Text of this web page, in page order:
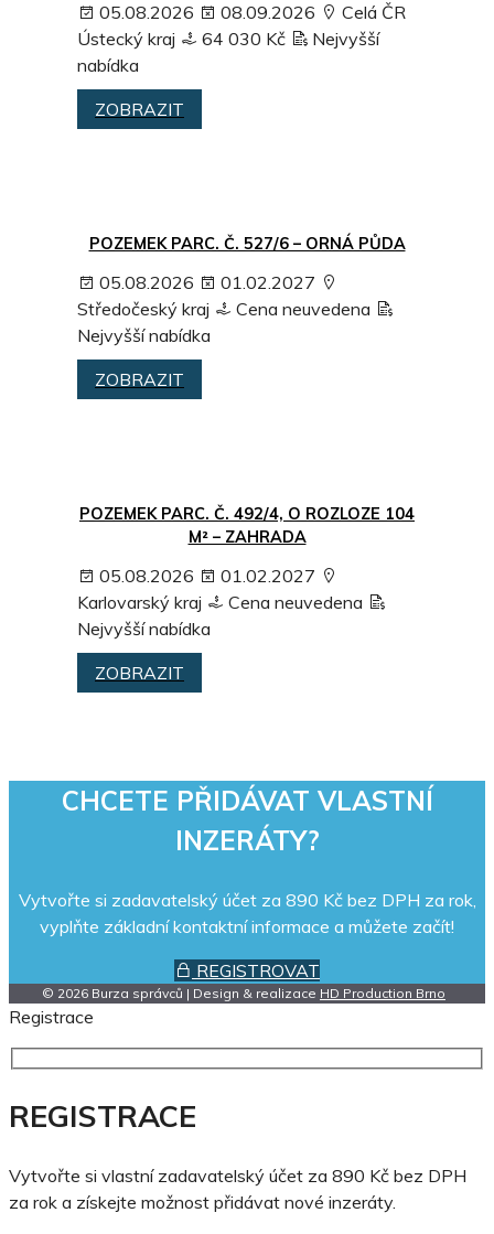
05.08.2026 08.09.2026
Celá ČR
Ústecký kraj
64 030 Kč
Nejvyšší
nabídka
ZOBRAZIT
POZEMEK PARC. Č. 527/6 – ORNÁ PŮDA
05.08.2026
01.02.2027
Středočeský kraj
Cena neuvedena
Nejvyšší nabídka
ZOBRAZIT
POZEMEK PARC. Č. 492/4, O ROZLOZE 104
M² – ZAHRADA
05.08.2026
01.02.2027
Karlovarský kraj
Cena neuvedena
Nejvyšší nabídka
ZOBRAZIT
CHCETE PŘIDÁVAT VLASTNÍ
INZERÁTY?
Vytvořte si zadavatelský účet za 890 Kč bez DPH za rok,
vyplňte základní kontaktní informace a můžete začít!
REGISTROVAT
© 2026 Burza správců | Design & realizace HD Production Brno
Registrace
REGISTRACE
Vytvořte si vlastní zadavatelský účet za 890 Kč bez DPH
za rok a získejte možnost přidávat nové inzeráty.